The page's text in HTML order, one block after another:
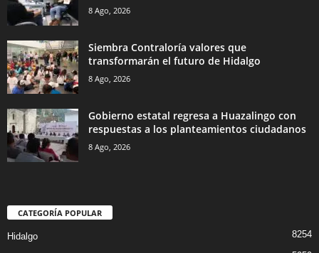
8 Ago, 2026
Siembra Contraloría valores que
transformarán el futuro de Hidalgo
8 Ago, 2026
Gobierno estatal regresa a Huazalingo con
respuestas a los planteamientos ciudadanos
8 Ago, 2026
CATEGORÍA POPULAR
Hidalgo 8254